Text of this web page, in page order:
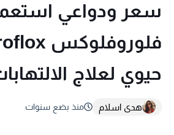
سعر ودواعي
حيوي لعلاج
هدى اسلام منذ بضع سنوات